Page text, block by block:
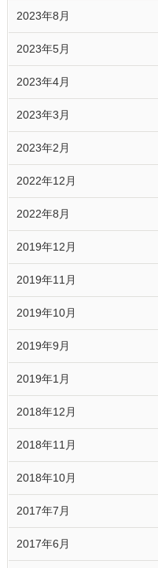
2023年8月
2023年5月
2023年4月
2023年3月
2023年2月
2022年12月
2022年8月
2019年12月
2019年11月
2019年10月
2019年9月
2019年1月
2018年12月
2018年11月
2018年10月
2017年7月
2017年6月